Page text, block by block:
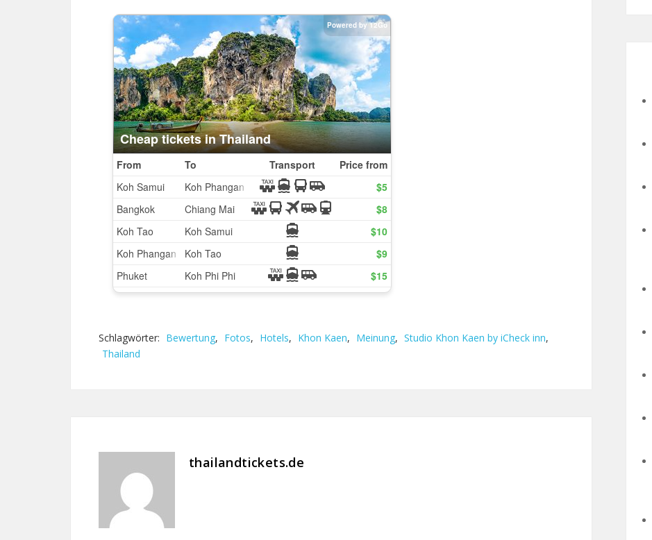
Schlagwörter: Bewertung, Fotos, Hotels, Khon Kaen, Meinung, Studio Khon Kaen by iCheck inn,
Thailand
thailandtickets.de